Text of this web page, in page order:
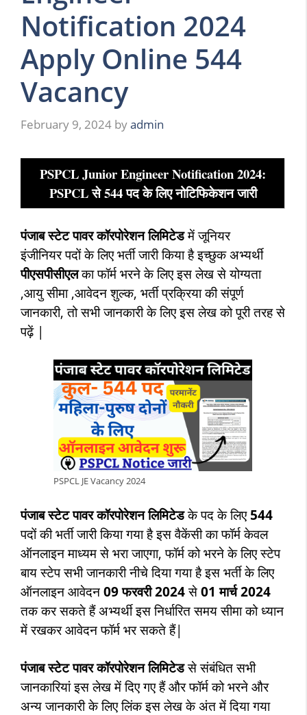
Notification 2024
Apply Online 544
Vacancy
February 9, 2024 byadmin
PSPCL Junior Engineer Notification 2024:
PSPCL से 544 पद के लिए नोटिफिकेशन जारी
पंजाब स्टेट पावर कॉरपोरेशन लिमिटेडमेंजूनियर
इंजीनियरपदों के लिए भर्ती जारी किया है इच्छुक अभ्यर्थी
पीएसपीसीएलका फॉर्म भरने के लिए इस लेख से योग्यता
,आयु सीमा ,आवेदन शुल्क, भर्ती प्रक्रिया की संपूर्ण
जानकारी, तो सभी जानकारी के लिए इस लेख को पूरी तरह से
पढ़ें |
PSPCL JE Vacancy 2024
पंजाब स्टेट पावर कॉरपोरेशन लिमिटेडके पद के लिए 544
पदों की भर्ती जारी किया गया है इस वैकेंसी का फॉर्म केवल
ऑनलाइन माध्यम से भरा जाएगा, फॉर्म को भरने के लिए स्टेप
बाय स्टेप सभी जानकारी नीचे दिया गया हैइस भर्ती के लिए
ऑनलाइन आवेदन 09 फरवरी 2024से 01 मार्च 2024
तक कर सकते हैंअभ्यर्थी इस निर्धारित समय सीमा को ध्यान
में रखकर आवेदन फॉर्म भर सकते हैं|
पंजाब स्टेट पावर कॉरपोरेशन लिमिटेडसे संबंधित सभी
जानकारियां इस लेख में दिए गए हैं और फॉर्म को भरने और
अन्य जानकारी के लिए लिंक इस लेख के अंत में दिया गया